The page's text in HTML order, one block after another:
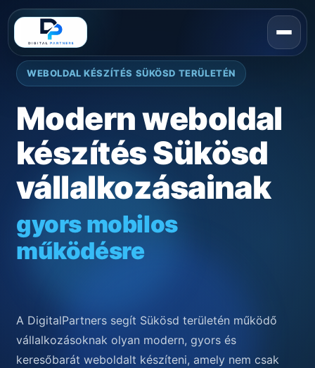
WEBOLDAL KÉSZÍTÉS SÜKÖSD TERÜLETÉN
Modern weboldal
készítés Sükösd
vállalkozásainak
gyors mobilos
működésre
A DigitalPartners segít Sükösd területén működő
vállalkozásoknak olyan modern, gyors és
keresőbarát weboldalt készíteni, amely nem csak